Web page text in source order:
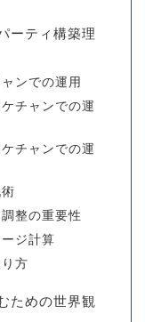
ーティ構築理
ンでの運用
チャンでの運
チャンでの運
整の重要性
ジ計算
方
ための世界観